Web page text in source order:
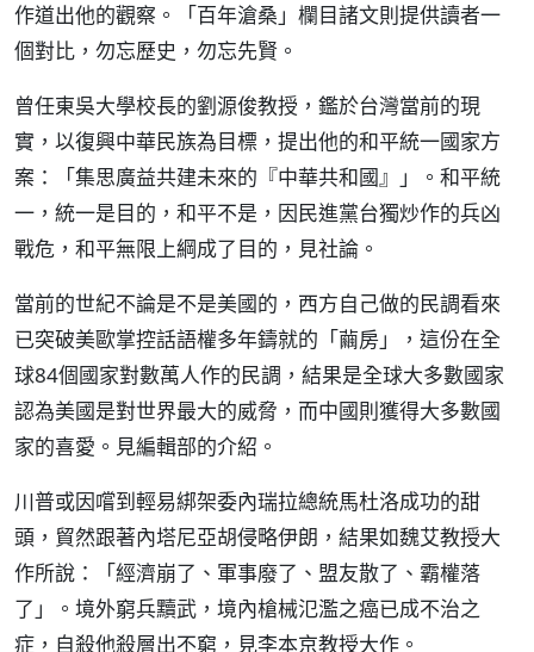
作道出他的觀察。「百年滄桑」欄目諸文則提供讀者一
個對比，勿忘歷史，勿忘先賢。
曾任東吳大學校長的劉源俊教授，鑑於台灣當前的現
實，以復興中華民族為目標，提出他的和平統一國家方
案：「集思廣益共建未來的『中華共和國』」。和平統
一，統一是目的，和平不是，因民進黨台獨炒作的兵凶
戰危，和平無限上綱成了目的，見社論。
當前的世紀不論是不是美國的，西方自己做的民調看來
已突破美歐掌控話語權多年鑄就的「繭房」，這份在全
球84個國家對數萬人作的民調，結果是全球大多數國家
認為美國是對世界最大的威脅，而中國則獲得大多數國
家的喜愛。見編輯部的介紹。
川普或因嚐到輕易綁架委內瑞拉總統馬杜洛成功的甜
頭，貿然跟著內塔尼亞胡侵略伊朗，結果如魏艾教授大
作所說：「經濟崩了、軍事廢了、盟友散了、霸權落
了」。境外窮兵黷武，境內槍械氾濫之癌已成不治之
症，自殺他殺層出不窮，見李本京教授大作。